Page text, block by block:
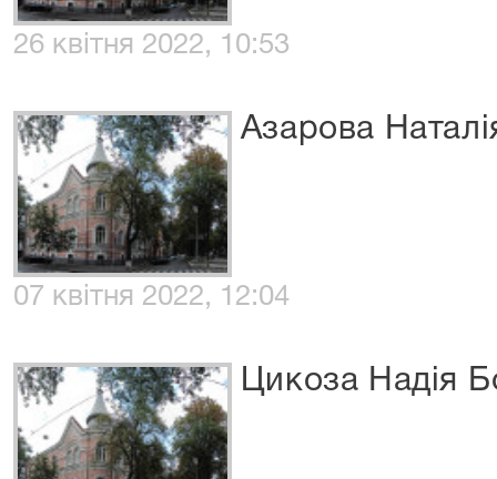
26 квітня 2022, 10:53
Азарова
07 квітня 2022, 12:04
Цикоза Надія